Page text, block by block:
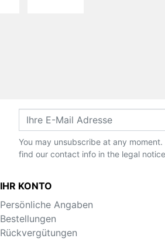
You may unsubscribe at any
find our contact info in the legal
IHR KONTO
Persönliche Angaben
Bestellungen
Rückvergütungen